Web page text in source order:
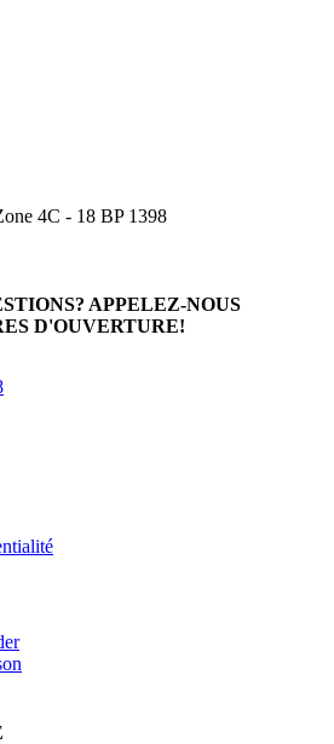
4C - 18 BP 1398
APPELEZ-NOUS
D'OUVERTURE!